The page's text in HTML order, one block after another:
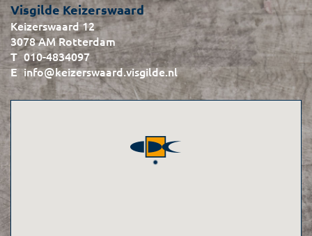
Visgilde Keizerswaard
Keizerswaard 12
3078 AM Rotterdam
010-4834097
info@keizerswaard.visgilde.nl